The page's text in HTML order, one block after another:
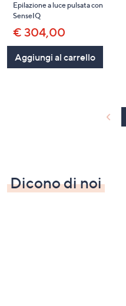
Epilazione a luce pulsata con
SenseIQ
€ 304,00
Aggiungi al carrello
Dicono di noi